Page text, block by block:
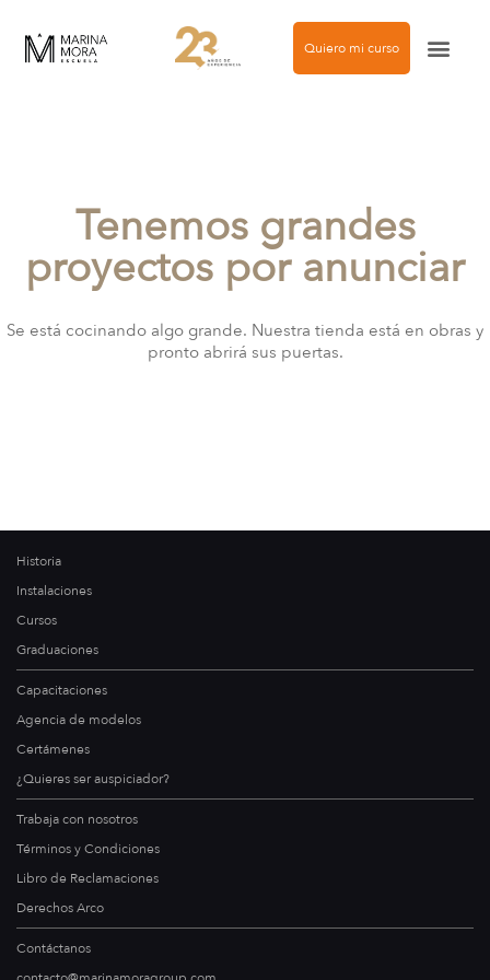
Quiero mi curso
Tenemos grandes
proyectos por anunciar
Se está cocinando algo grande. Nuestra tienda está en obras y
pronto abrirá sus puertas.
Historia
Instalaciones
Cursos
Graduaciones
Capacitaciones
Agencia de modelos
Certámenes
¿Quieres ser auspiciador?
Trabaja con nosotros
Términos y Condiciones
Libro de Reclamaciones
Derechos Arco
Contáctanos